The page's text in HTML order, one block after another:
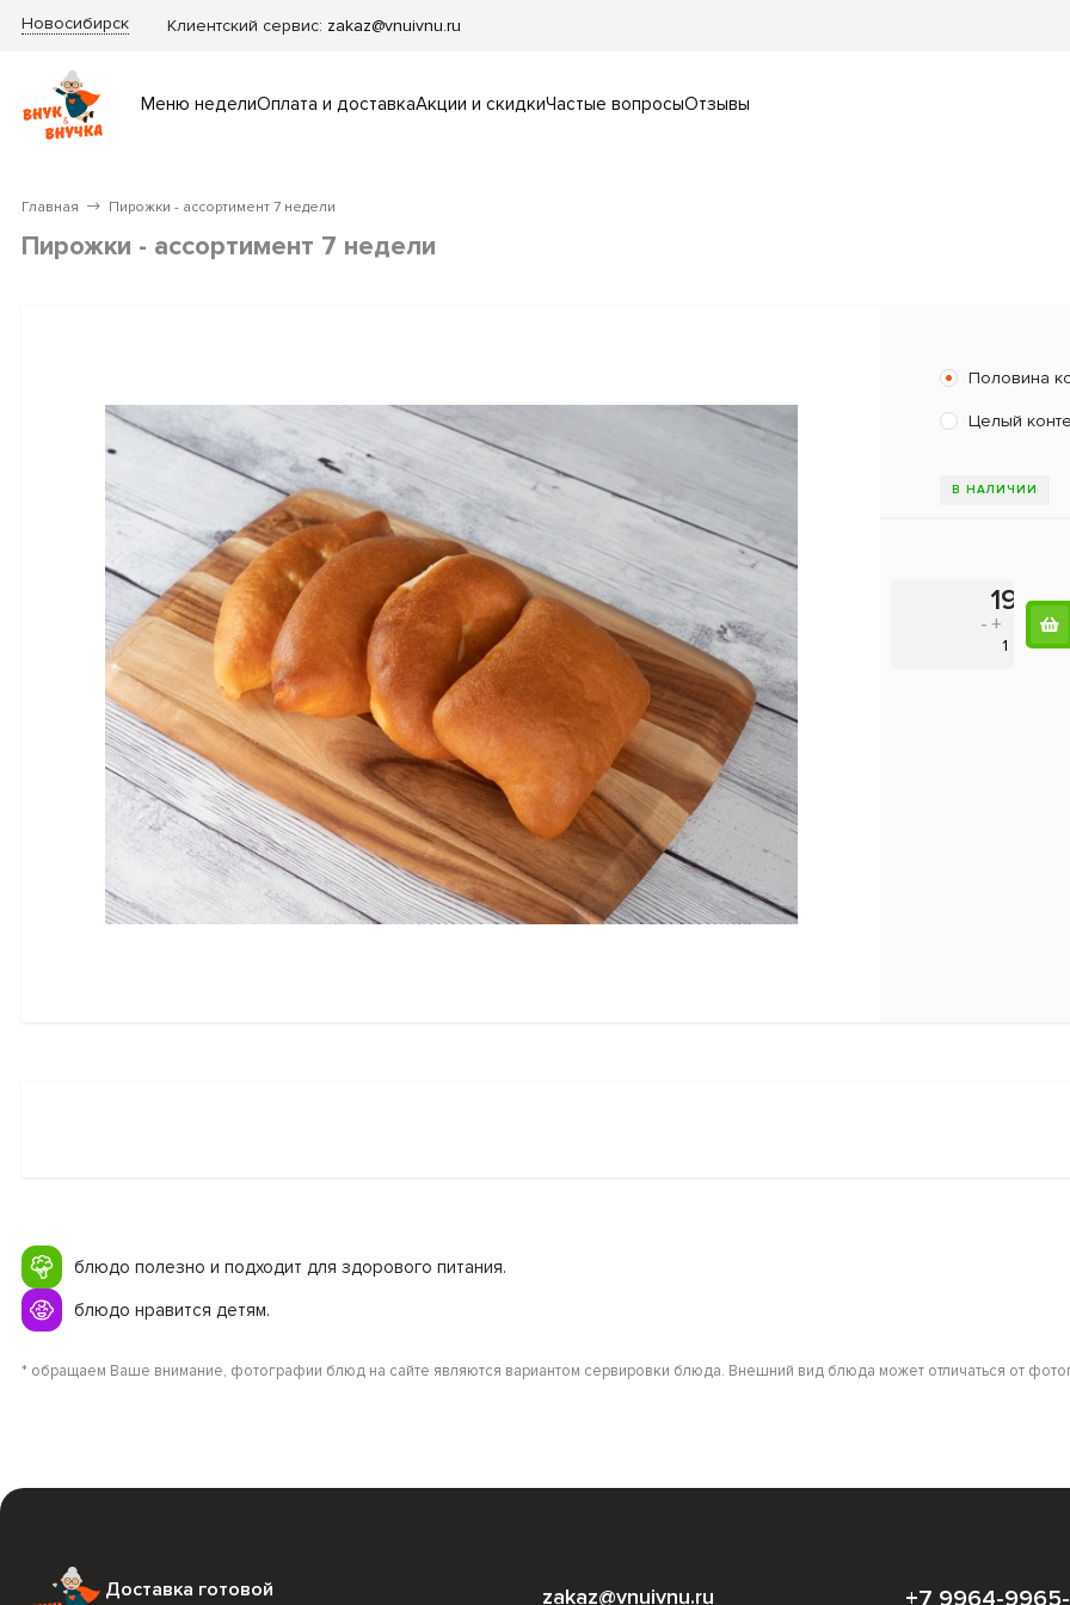
Новосибирск Клиентский сервис: zakaz@vnuivnu.ru
Меню неделиОплата и доставкаАкции и скидкиЧастые вопросыОтзывы
Главная Пирожки - ассортимент 7 недели
Пирожки - ассортимент 7 недели
Половина
Целый
В НАЛИЧИИ
-
195
+
блюдо полезно и подходит для здорового питания.
блюдо нравится детям.
* обращаем Ваше внимание, фотографии блюд на сайте являются вариантом сервировки блюда. Внешний вид блюда может отличаться от
Доставка готовой
zakaz@vnuivnu.ru +7 9964-